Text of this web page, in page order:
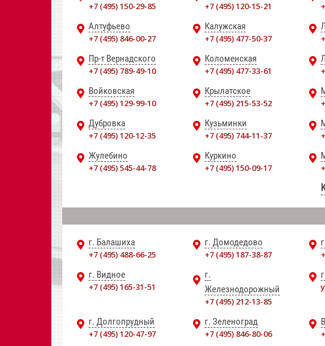
+7 (495) 150-29-85
+7 (495) 120-15-21
Алтуфьево
+7 (495) 846-00-27
Калужская
+7 (495) 477-50-37
Пр-т Вернадского
+7 (495) 789-49-10
Коломенская
+7 (495) 477-33-61
Войковская
+7 (495) 129-99-10
Крылатское
+7 (495) 215-53-52
Дубровка
+7 (495) 120-12-35
Кузьминки
+7 (495) 744-11-37
Жулебино
+7 (495) 545-44-78
Куркино
+7 (495) 150-09-17
г. Балашиха
+7 (495) 488-66-25
г. Домодедово
+7 (495) 187-38-87
г. Видное
+7 (495) 165-31-51
г.
Железнодорожный
+7 (495) 212-13-85
г. Долгопрудный
+7 (495) 120-47-97
г. Зеленоград
+7 (495) 846-80-06